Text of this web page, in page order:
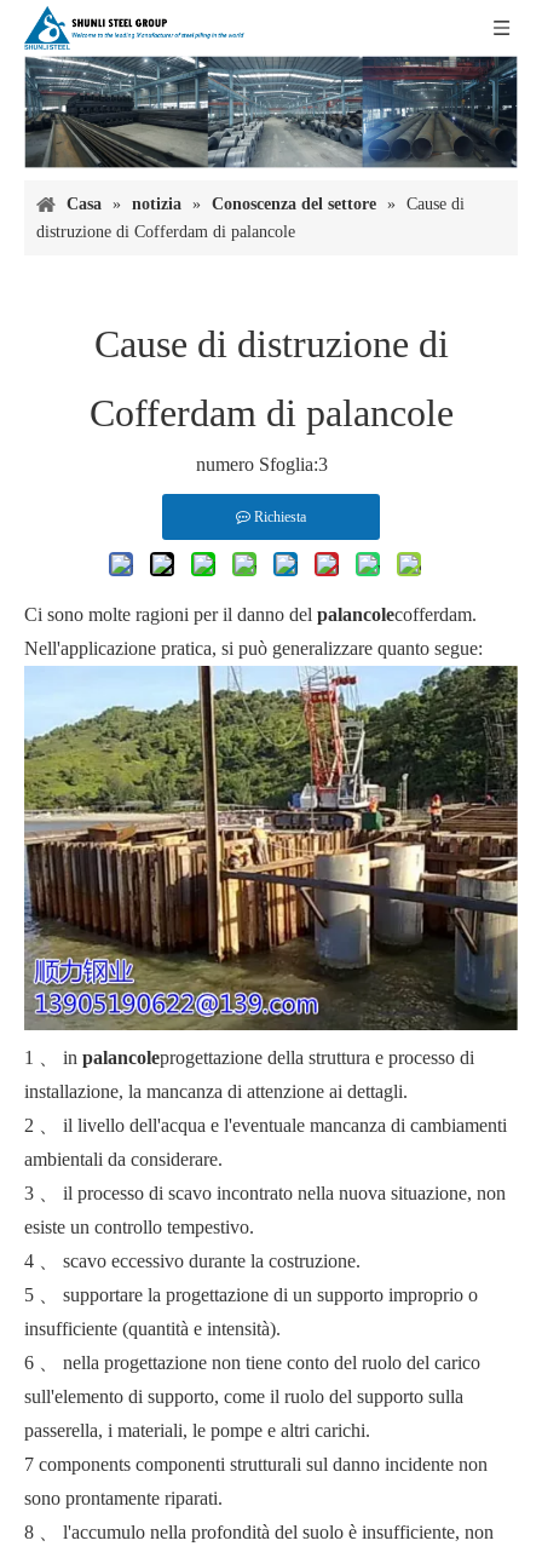
Casa » notizia » Conoscenza del settore » Cause di
distruzione di Cofferdam di palancole
Cause di distruzione di
Cofferdam di palancole
numero Sfoglia:3
Richiesta
Ci sono molte ragioni per il danno del palancolecofferdam.
Nell'applicazione pratica, si può generalizzare quanto segue:
1 、 in palancoleprogettazione della struttura e processo di
installazione, la mancanza di attenzione ai dettagli.
2 、 il livello dell'acqua e l'eventuale mancanza di cambiamenti
ambientali da considerare.
3 、 il processo di scavo incontrato nella nuova situazione, non
esiste un controllo tempestivo.
4 、 scavo eccessivo durante la costruzione.
5 、 supportare la progettazione di un supporto improprio o
insufficiente (quantità e intensità).
6 、 nella progettazione non tiene conto del ruolo del carico
sull'elemento di supporto, come il ruolo del supporto sulla
passerella, i materiali, le pompe e altri carichi.
7 components componenti strutturali sul danno incidente non
sono prontamente riparati.
8 、 l'accumulo nella profondità del suolo è insufficiente, non